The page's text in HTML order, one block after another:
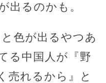
出るのかも。
色が出るやつあ
る中国人が『野
売れるから』と